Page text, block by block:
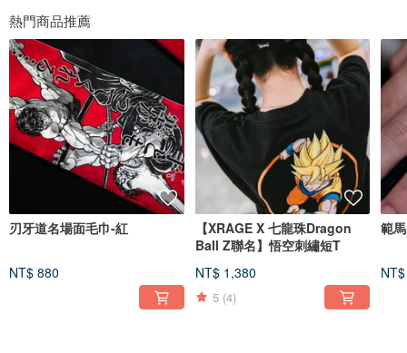
熱門商品推薦
刃牙道名場面毛巾-紅
NT$ 880
【XRAGE X 七龍珠Dragon
Ball Z聯名】悟空刺繡短T
NT$ 1,380
5 (4)
範